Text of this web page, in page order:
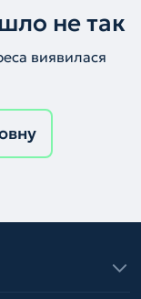
не так
виявилася